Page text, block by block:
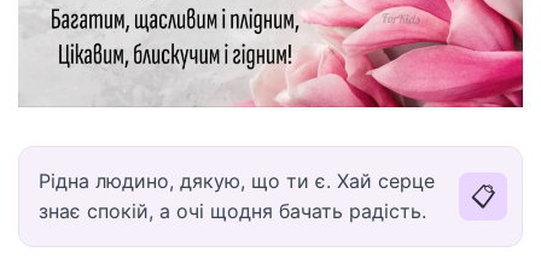
Рідна людино, дякую, що ти є. Хай серце
знає спокій, а очі щодня бачать радість.
📋